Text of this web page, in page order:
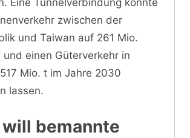
zwischen der
und Taiwan auf 261 Mio.
und einen Güterverkehr in
Mio. t im Jahre 2030
lassen.
will bemannte